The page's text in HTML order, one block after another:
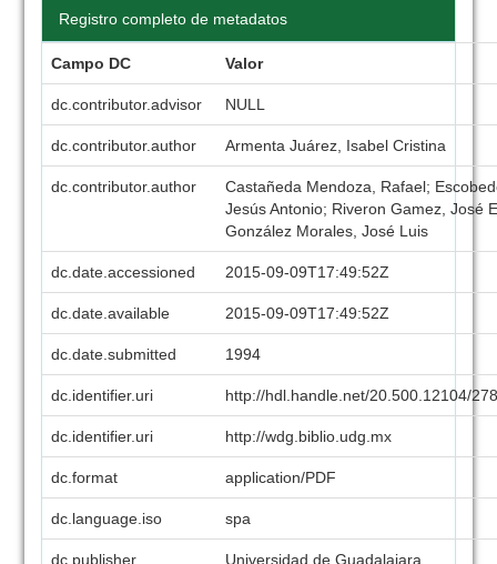
Registro completo de metadatos
Campo DC Valor
dc.contributor.advisor NULL
dc.contributor.author Armenta Juárez, Isabel Cristina
dc.contributor.author
Castañeda Mendoza, Rafael;
Jesús Antonio; Riveron Gamez, José
González Morales, José Luis
dc.date.accessioned 2015-09-09T17:49:52Z
dc.date.available 2015-09-09T17:49:52Z
dc.date.submitted 1994
dc.identifier.uri http://hdl.handle.net/20.500.12104/
dc.identifier.uri http://wdg.biblio.udg.mx
dc.format application/PDF
dc.language.iso spa
dc.publisher Universidad de Guadalajara